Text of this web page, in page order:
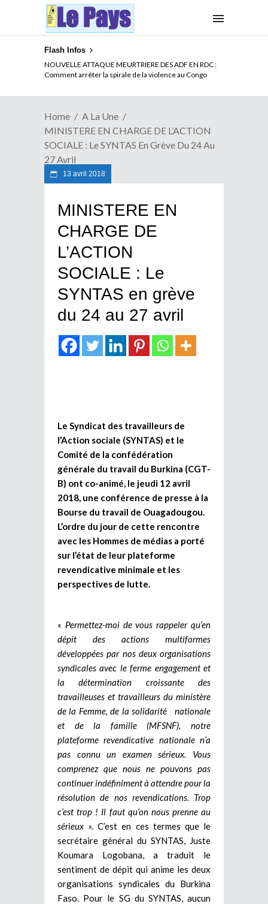
Flash Infos
NOUVELLE ATTAQUE MEURTRIERE DES ADF EN RDC :
Comment arrêter la spirale de la violence au Congo
Décès du Colonel-Major Bertin SOMDA :
Remerciements et Programme des Messes
Home
A La Une
MINISTERE EN CHARGE DE L’ACTION
SOCIALE : Le SYNTAS En Grève Du 24 Au
27 Avril
13 avril 2018
MINISTERE EN
CHARGE DE
L’ACTION
SOCIALE : Le
SYNTAS en grève
du 24 au 27 avril
Le Syndicat des travailleurs de
l’Action sociale (SYNTAS) et le
Comité de la confédération
générale du travail du Burkina (CGT-
B) ont co-animé, le jeudi 12 avril
2018, une conférence de presse à la
Bourse du travail de Ouagadougou.
L’ordre du jour de cette rencontre
avec les Hommes de médias a porté
sur l’état de leur plateforme
revendicative minimale et les
perspectives de lutte.
« Permettez-moi de vous rappeler qu’en
dépit des actions multiformes
développées par nos deux organisations
syndicales avec le ferme engagement et
la détermination croissante des
travailleuses et travailleurs du ministère
de la Femme, de la solidarité nationale
et de la famille (MFSNF), notre
plateforme revendicative nationale n’a
pas connu un examen sérieux. Vous
comprenez que nous ne pouvons pas
continuer indéfiniment à attendre pour la
résolution de nos revendications. Trop
c’est trop ! Il faut qu’on nous prenne au
sérieux ». C’est en ces termes que le
secrétaire général du SYNTAS, Juste
Koumara Logobana, a traduit le
sentiment de dépit qui anime les deux
organisations syndicales du Burkina
Faso. Pour le SG du SYNTAS, aucun